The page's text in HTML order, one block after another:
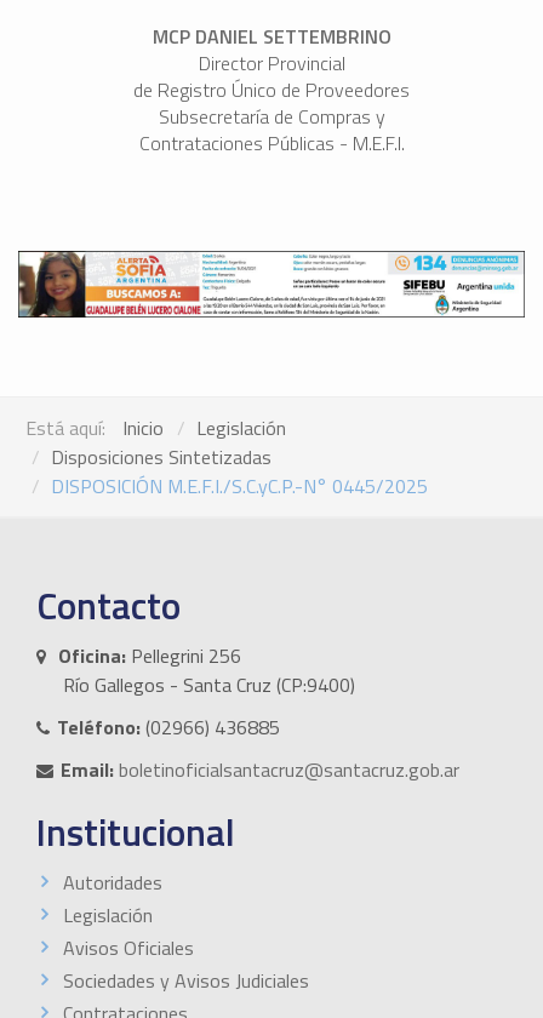
MCP DANIEL SETTEMBRINO
Director Provincial
de Registro Único de Proveedores
Subsecretaría de Compras y
Contrataciones Públicas - M.E.F.I.
Está aquí: Inicio
Legislación
Disposiciones Sintetizadas
DISPOSICIÓN M.E.F.I./S.C.yC.P.-N° 0445/2025
Contacto
Oficina: Pellegrini 256
Río Gallegos - Santa Cruz (CP:9400)
Teléfono:(02966) 436885
Email:boletinoficialsantacruz@santacruz.gob.ar
Institucional
Autoridades
Legislación
Avisos Oficiales
Sociedades y Avisos Judiciales